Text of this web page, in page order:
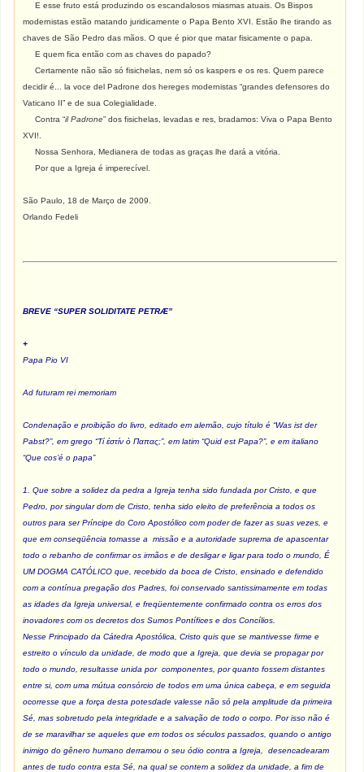
E esse fruto está produzindo os escandalosos miasmas atuais. Os Bispos
modernistas estão matando juridicamente o Papa Bento XVI. Estão lhe tirando as
chaves de São Pedro das mãos. O que é pior que matar fisicamente o papa.
E quem fica então com as chaves do papado?
Certamente não são só fisichelas, nem só os kaspers e os res. Quem parece
decidir é... la voce del Padrone dos hereges modernistas “grandes defensores do
Vaticano II” e de sua Colegialidade.
Contra “il Padrone” dos fisichelas, levadas e res, bradamos: Viva o Papa Bento
XVI!.
Nossa Senhora, Medianera de todas as graças lhe dará a vitória.
Por que a Igreja é imperecível.
São Paulo, 18 de Março de 2009.
Orlando Fedeli
BREVE “SUPER SOLIDITATE PETRÆ”
+
Papa Pio VI
Ad futuram rei memoriam
Condenação e proibição do livro, editado em alemão, cujo título é “Was ist der
Pabst?”, em grego “Τί ἐστίν ὀ Παπας;”, em latim “Quid est Papa?”, e em italiano
“Que cos’é o papa”
1. Que sobre a solidez da pedra a Igreja tenha sido fundada por Cristo, e que
Pedro, por singular dom de Cristo, tenha sido eleito de preferência a todos os
outros para ser Príncipe do Coro Apostólico com poder de fazer as suas vezes, e
que em conseqüência tomasse a missão e a autoridade suprema de apascentar
todo o rebanho de confirmar os irmãos e de desligar e ligar para todo o mundo, É
UM DOGMA CATÓLICO que, recebido da boca de Cristo, ensinado e defendido
com a contínua pregação dos Padres, foi conservado santissimamente em todas
as idades da Igreja universal, e freqüentemente confirmado contra os erros dos
inovadores com os decretos dos Sumos Pontífices e dos Concílios.
Nesse Principado da Cátedra Apostólica, Cristo quis que se mantivesse firme e
estreito o vínculo da unidade, de modo que a Igreja, que devia se propagar por
todo o mundo, resultasse unida por componentes, por quanto fossem distantes
entre si, com uma mútua consórcio de todos em uma única cabeça, e em seguida
ocorresse que a força desta potesdade valesse não só pela amplitude da primeira
Sé, mas sobretudo pela integridade e a salvação de todo o corpo. Por isso não é
de se maravilhar se aqueles que em todos os séculos passados, quando o antigo
inimigo do gênero humano derramou o seu ódio contra a Igreja, desencadearam
antes de tudo contra esta Sé, na qual se contem a solidez da unidade, a fim de